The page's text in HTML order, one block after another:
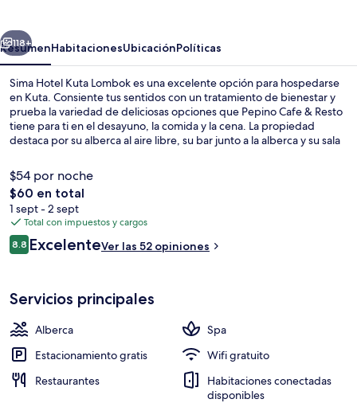
Siguiente
118+
ResumenHabitacionesUbicaciónPolíticas
Sima Hotel Kuta Lombok es una excelente opción para hospedarse
en Kuta. Consiente tus sentidos con un tratamiento de bienestar y
prueba la variedad de deliciosas opciones que Pepino Cafe & Resto
tiene para ti en el desayuno, la comida y la cena. La propiedad
destaca por su alberca al aire libre, su bar junto a la alberca y su sala
$54 por noche
El
precio
total
es
de
$60 en total
1 sept - 2 sept
Total con impuestos y cargos
Opiniones
8.88.8 de 10,
ExcelenteVer las 52 opiniones
Servicios principales
Alberca
Spa
Estacionamiento gratis
Wifi gratuito
Restaurantes
Habitaciones conectadas
disponibles